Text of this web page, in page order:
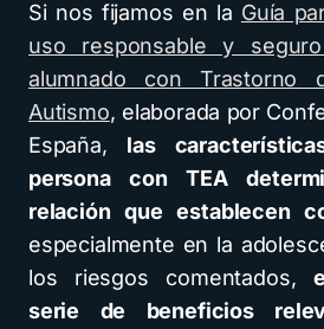
Si nos fijamos en la Guía
uso responsable y
alumnado con Trastorno
Autismo, elaborada por
España, las
persona con TEA
relación que establecen
especialmente en la
los riesgos comentados,
serie de beneficios